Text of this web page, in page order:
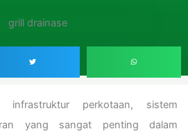
infrastruktur perkotaan, sistem
yang sangat penting dalam